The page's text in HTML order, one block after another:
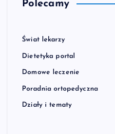
Polecamy
Świat lekarzy
Dietetyka portal
Domowe leczenie
Poradnia ortopedyczna
Działy i tematy